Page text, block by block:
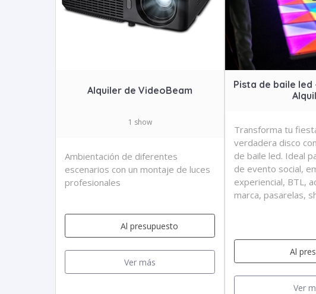
Alquiler de VideoBeam
1 show
Ambientación de diferentes
escenarios con un montaje de luces
profesionales
Al presupuesto
Ver más
Pista de baile led
Transforma tu
verdadera disco
de baile led. Ideal
de evento social,
experiencial, BTL,
marca, pasarelas,
Al
Ver